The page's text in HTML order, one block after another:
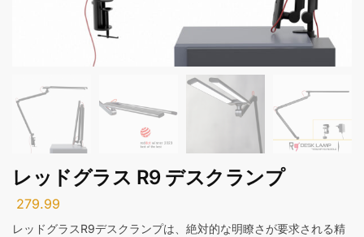
レッドグラス R9 デスクランプ
279.99
レッドグラスR9デスクランプは、絶対的な明瞭さが要求される精